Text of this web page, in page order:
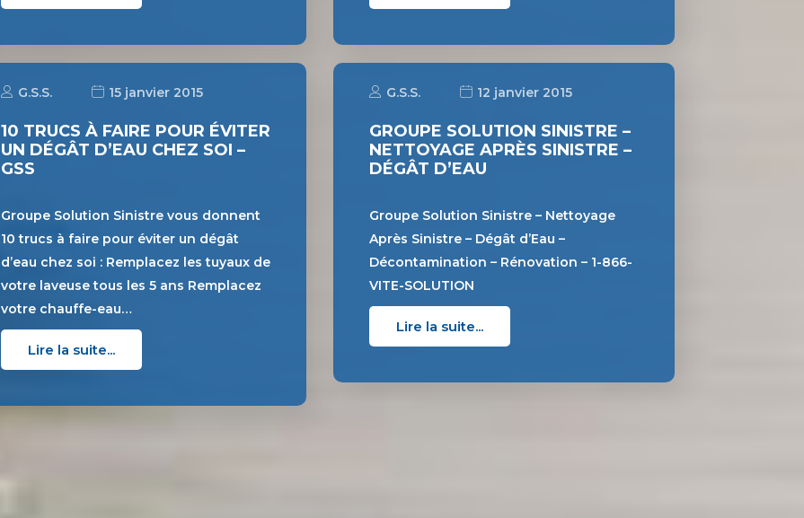
G.S.S. 15 janvier 2015
10 TRUCS À FAIRE POUR ÉVITER
UN DÉGÂT D’EAU CHEZ SOI –
GSS
Groupe Solution Sinistre vous donnent
10 trucs à faire pour éviter un dégât
d’eau chez soi : Remplacez les tuyaux de
votre laveuse tous les 5 ans Remplacez
votre chauffe-eau…
Lire la suite...
G.S.S. 12 janvier 2015
GROUPE SOLUTION SINISTRE –
NETTOYAGE APRÈS SINISTRE –
DÉGÂT D’EAU
Groupe Solution Sinistre – Nettoyage
Après Sinistre – Dégât d’Eau –
Décontamination – Rénovation – 1-866-
VITE-SOLUTION
Lire la suite...